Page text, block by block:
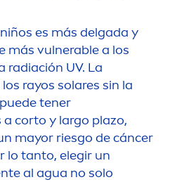
es más delgada y
más vulnerable a los
radiación UV. La
rayos solares sin la
tener
corto y largo plazo,
mayor riesgo de cáncer
lo tanto, elegir un
al agua no solo